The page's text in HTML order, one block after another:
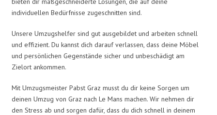
individuellen Bedürfnisse zugeschnitten sind.
Unsere Umzugshelfer sind gut ausgebildet und arbeiten schnell
und effizient. Du kannst dich darauf verlassen, dass deine Möbel
und persönlichen Gegenstände sicher und unbeschädigt am
Zielort ankommen.
Mit Umzugsmeister Pabst Graz musst du dir keine Sorgen um
deinen Umzug von Graz nach Le Mans machen. Wir nehmen dir
den Stress ab und sorgen dafür, dass du dich schnell in deinem